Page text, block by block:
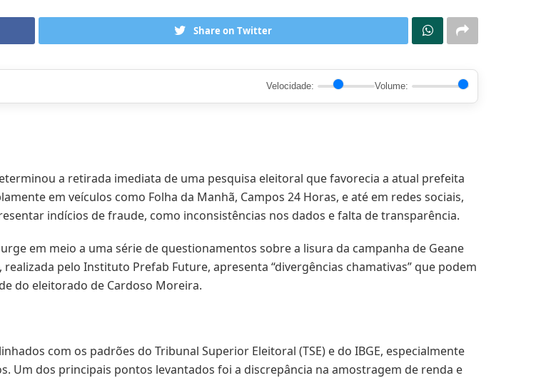
Share on Twitter
Velocidade: Volume:
a retirada imediata de uma pesquisa eleitoral que favorecia a atual prefeita
em veículos como Folha da Manhã, Campos 24 Horas, e até em redes sociais,
indícios de fraude, como inconsistências nos dados e falta de transparência.
em meio a uma série de questionamentos sobre a lisura da campanha de Geane
pelo Instituto Prefab Future, apresenta “divergências chamativas” que podem
do eleitorado de Cardoso Moreira.
com os padrões do Tribunal Superior Eleitoral (TSE) e do IBGE, especialmente
Um dos principais pontos levantados foi a discrepância na amostragem de renda e